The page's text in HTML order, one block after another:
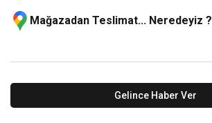
Mağazadan Teslimat... Neredeyiz ?
Gelince Haber Ver